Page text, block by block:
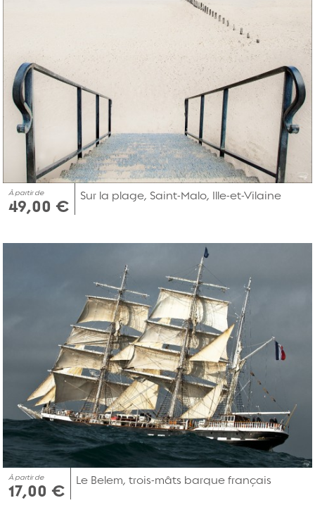
À partir de
49,00 €
Sur la plage, Saint-Malo, Ille-et-Vilaine
À partir de
17,00 €
Le Belem, trois-mâts barque français